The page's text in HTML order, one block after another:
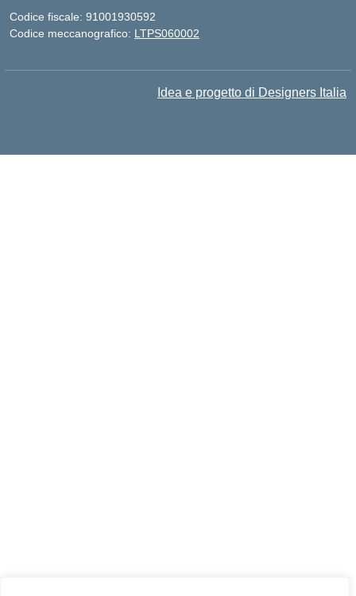
Codice fiscale: 91001930592
Codice meccanografico: LTPS060002
Idea e progetto di Designers Italia